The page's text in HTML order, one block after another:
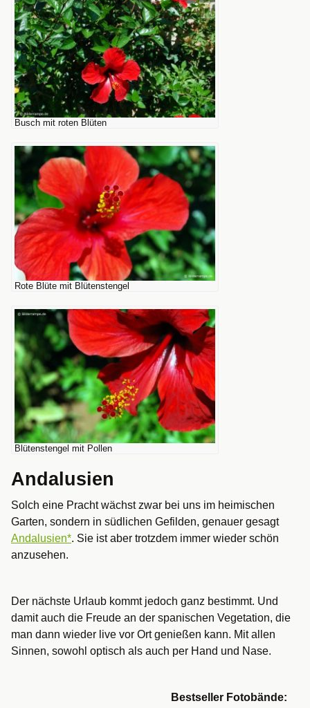
Busch mit roten Blüten
Rote Blüte mit Blütenstengel
Blütenstengel mit Pollen
Andalusien
Solch eine Pracht wächst zwar bei uns im heimischen
Garten, sondern in südlichen Gefilden, genauer gesagt
Andalusien*. Sie ist aber trotzdem immer wieder schön
anzusehen.
Der nächste Urlaub kommt jedoch ganz bestimmt. Und
damit auch die Freude an der spanischen Vegetation, die
man dann wieder live vor Ort genießen kann. Mit allen
Sinnen, sowohl optisch als auch per Hand und Nase.
Bestseller Fotobände: